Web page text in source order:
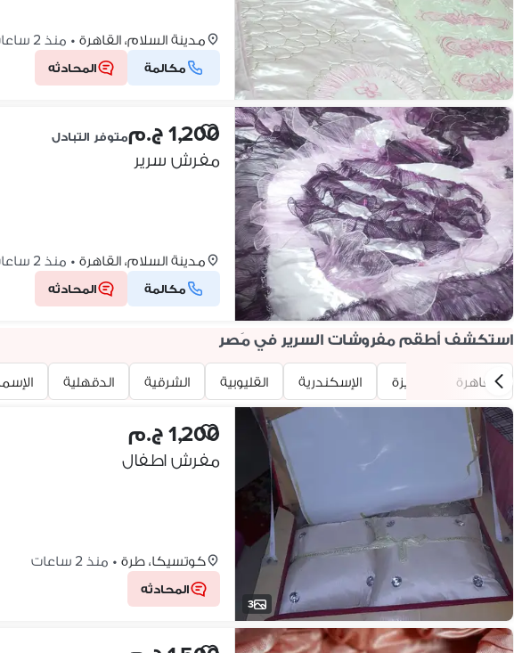
مدينة السلام، القاهرة • منذ 2 ساعات
مكالمة المحادثه
1,200 ج.م متوفر التبادل
مفرش سرير
مدينة السلام، القاهرة • منذ 2 ساعات
مكالمة المحادثه
استكشف أطقم مفروشات السرير في مَصر
القاهرة الجيزة الإسكندرية القليوبية الشرقية الدقهلية
3
1,200 ج.م
مفرش اطفال
كوتسيكا، طرة • منذ 2 ساعات
المحادثه